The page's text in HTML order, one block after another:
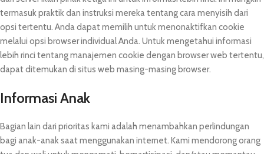
termasuk praktik dan instruksi mereka tentang cara menyisih dari
opsi tertentu. Anda dapat memilih untuk menonaktifkan cookie
melalui opsi browser individual Anda. Untuk mengetahui informasi
lebih rinci tentang manajemen cookie dengan browser web tertentu,
dapat ditemukan di situs web masing-masing browser.
Informasi Anak
Bagian lain dari prioritas kami adalah menambahkan perlindungan
bagi anak-anak saat menggunakan internet. Kami mendorong orang